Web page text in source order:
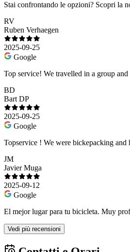
Stai confrontando le opzioni? Scopri la
RV
Ruben Verhaegen
2025-09-25
Google
Top service! We travelled in a group
BD
Bart DP
2025-09-25
Google
Topservice ! We were bickepacking
JM
Javier Muga
2025-09-12
Google
El mejor lugar para tu bicicleta. Muy
Vedi più recensioni